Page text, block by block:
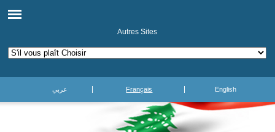
Autres Sites
عربي Français English